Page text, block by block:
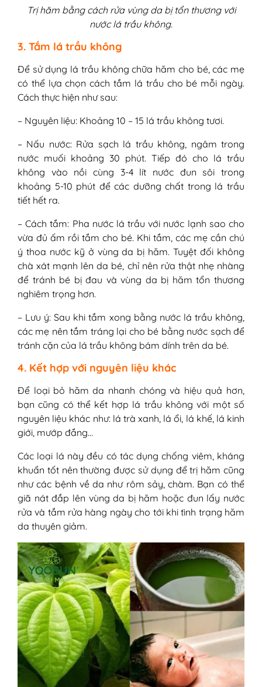
Trị hăm bằng cách rửa vùng da bị tổn thương với
nước lá trầu không.
3. Tắm lá trầu không
Để sử dụng lá trầu không chữa hăm cho bé, các mẹ
có thể lựa chọn cách tắm lá trầu cho bé mỗi ngày.
Cách thực hiện như sau:
– Nguyên liệu: Khoảng 10 – 15 lá trầu không tươi.
– Nấu nước: Rửa sạch lá trầu không, ngâm trong
nước muối khoảng 30 phút. Tiếp đó cho lá trầu
không vào nồi cùng 3-4 lít nước đun sôi trong
khoảng 5-10 phút để các dưỡng chất trong lá trầu
tiết hết ra.
– Cách tắm: Pha nước lá trầu với nước lạnh sao cho
vừa đủ ấm rồi tắm cho bé. Khi tắm, các mẹ cần chú
ý thoa nước kỹ ở vùng da bị hăm. Tuyệt đối không
chà xát mạnh lên da bé, chỉ nên rửa thật nhẹ nhàng
để tránh bé bị đau và vùng da bị hăm tổn thương
nghiêm trọng hơn.
– Lưu ý: Sau khi tắm xong bằng nước lá trầu không,
các mẹ nên tắm tráng lại cho bé bằng nước sạch để
tránh cặn của lá trầu không bám dính trên da bé.
4. Kết hợp với nguyên liệu khác
Để loại bỏ hăm da nhanh chóng và hiệu quả hơn,
bạn cũng có thể kết hợp lá trầu không với một số
nguyên liệu khác như: lá trà xanh, lá ổi, lá khế, lá kinh
giới, mướp đắng…
Các loại lá này đều có tác dụng chống viêm, kháng
khuẩn tốt nên thường được sử dụng để trị hăm cũng
như các bệnh về da như rôm sảy, chàm. Bạn có thể
giã nát đắp lên vùng da bị hăm hoặc đun lấy nước
rửa và tắm rửa hàng ngày cho tới khi tình trạng hăm
da thuyên giảm.